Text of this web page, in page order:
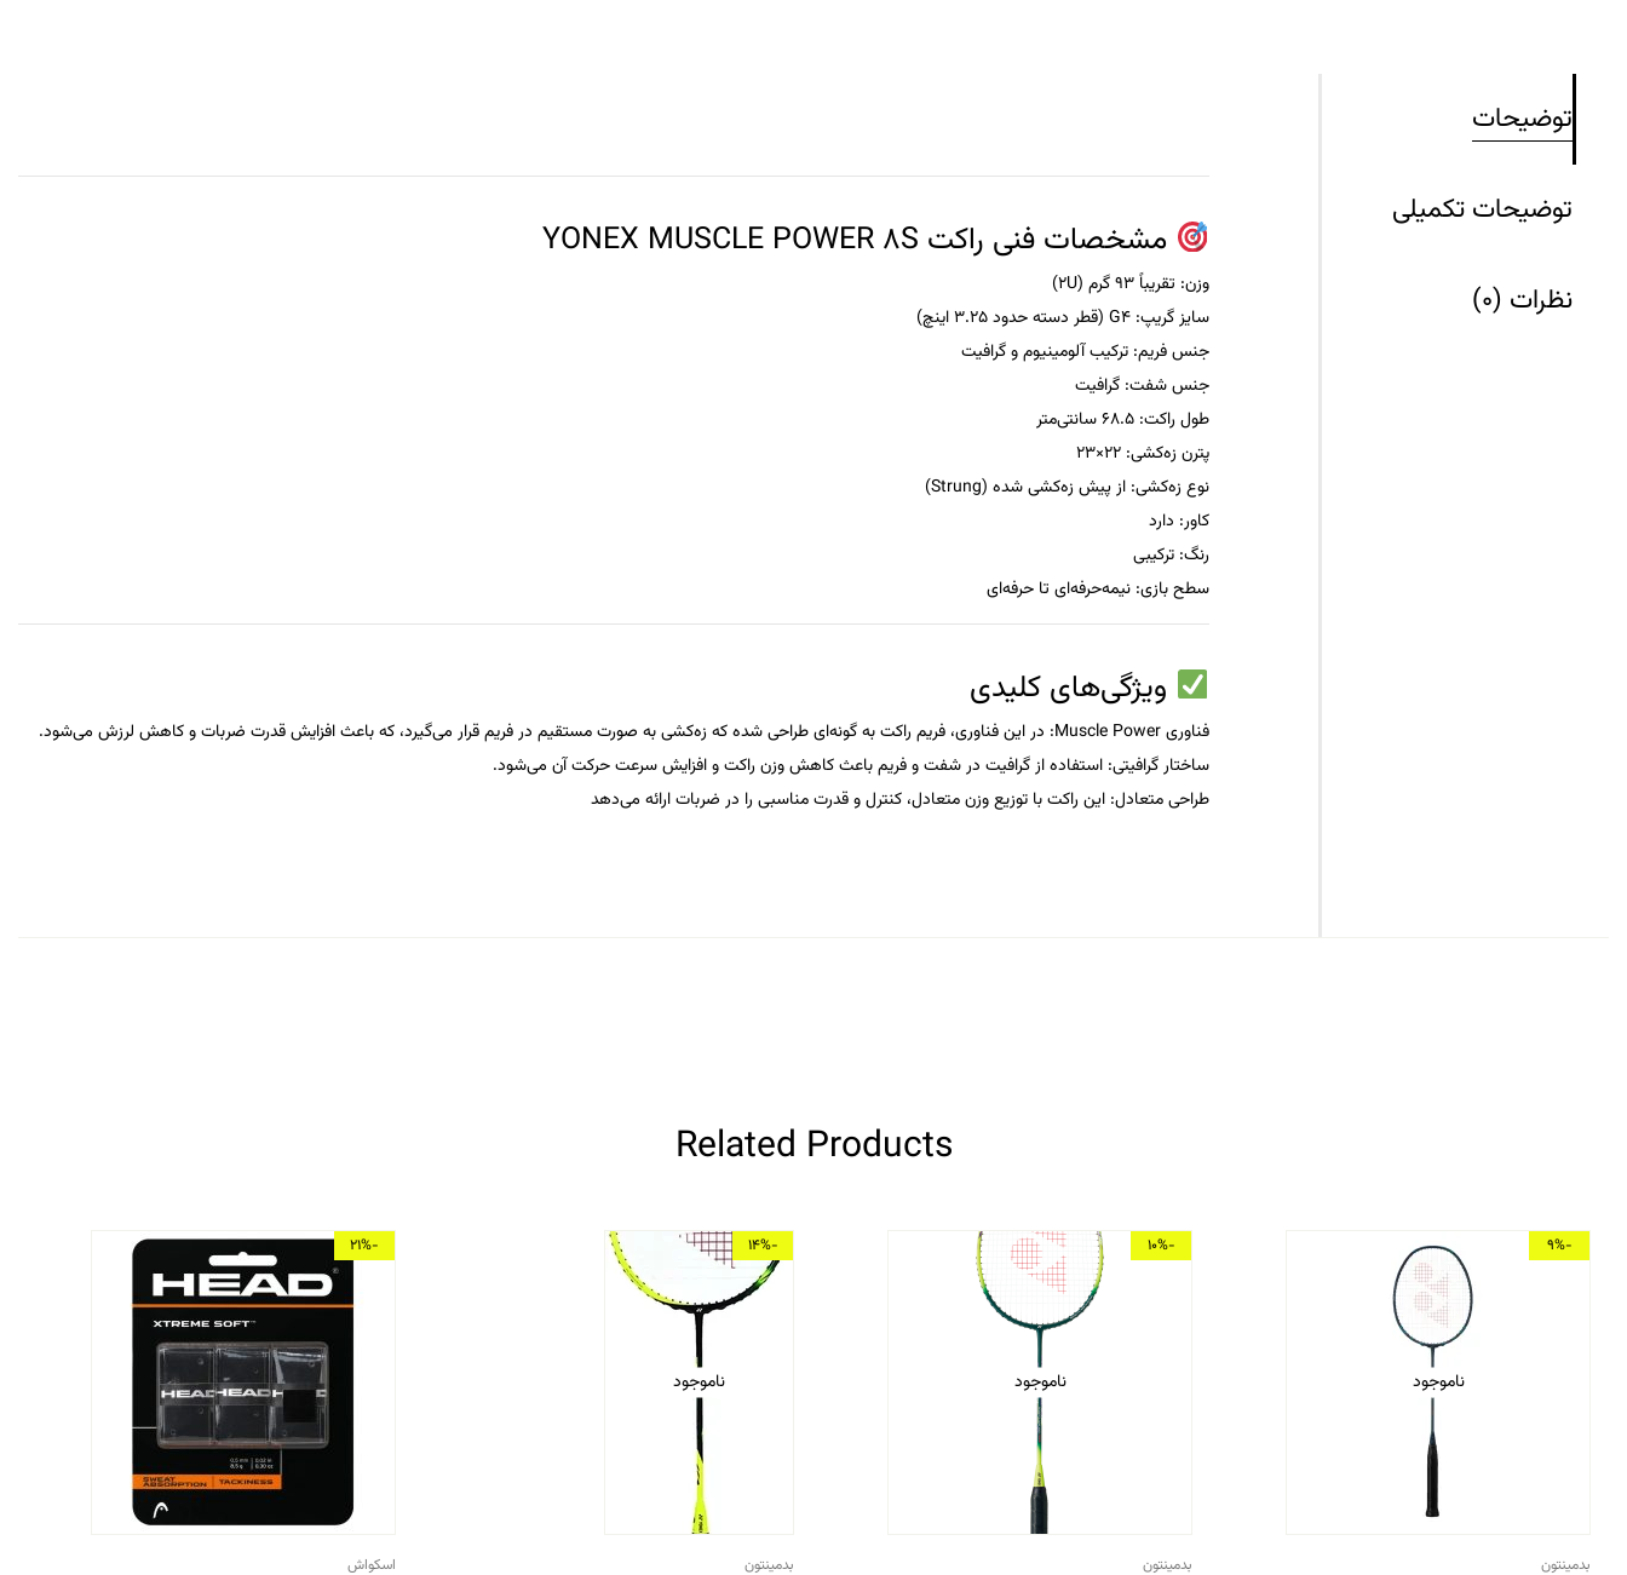
توضیحات
توضیحات تکمیلی
نظرات (0)
مشخصات فنی راکت YONEX MUSCLE POWER 8S
وزن: تقریباً 93 گرم (2U)
سایز گریپ: G4 (قطر دسته حدود 3.25 اینچ)
جنس فریم: ترکیب آلومینیوم و گرافیت
جنس شفت: گرافیت
طول راکت: 68.5 سانتی‌متر
پترن زه‌کشی: 22×23
نوع زه‌کشی: از پیش زه‌کشی شده (Strung)
کاور: دارد
رنگ: ترکیبی
سطح بازی: نیمه‌حرفه‌ای تا حرفه‌ای
ویژگی‌های کلیدی
فناوری Muscle Power
: در این فناوری، فریم راکت به گونه‌ای طراحی شده که زه‌کشی به صورت مستقیم در فریم قرار می‌گیرد، که باعث افزایش قدرت ضربات و کاهش لرزش می‌شود.
ساختار گرافیتی: استفاده از گرافیت در شفت و فریم باعث کاهش وزن راکت و افزایش سرعت حرکت آن می‌شود.
طراحی متعادل: این راکت با توزیع وزن متعادل، کنترل و قدرت مناسبی را در ضربات ارائه می‌دهد
Related Products
-9%
ناموجود
بدمینتون
-10%
ناموجود
بدمینتون
-14%
ناموجود
بدمینتون
-21%
اسکواش